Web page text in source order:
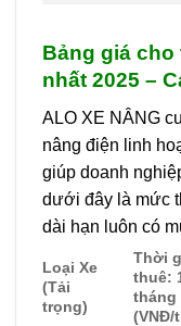
Bảng giá
nhất 2025 –
ALO XE NÂNG
nâng điện linh
giúp doanh
dưới đây là mức
dài hạn luôn có
Loại Xe
(Tải
trọng)
Thời
thuê:
tháng
(VNĐ/